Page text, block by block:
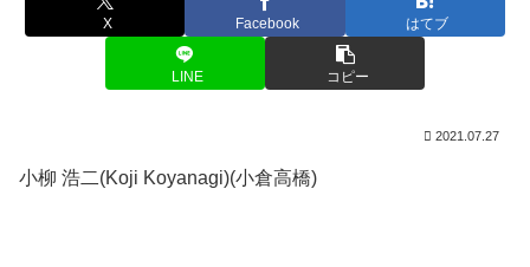
X Facebook はてブ
LINE コピー
2021.07.27
小柳 浩二(Koji Koyanagi)(小倉高橋)